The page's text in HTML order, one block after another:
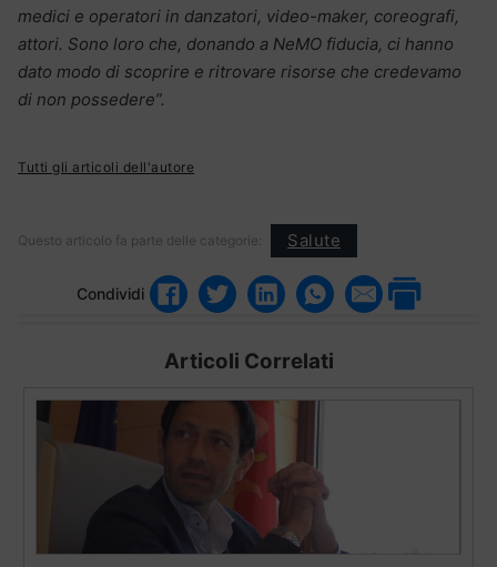
medici e operatori in danzatori, video-maker, coreografi,
attori. Sono loro che, donando a NeMO fiducia, ci hanno
dato modo di scoprire e ritrovare risorse che credevamo
di non possedere”.
Tutti gli articoli dell'autore
Questo articolo fa parte delle categorie: Salute
Condividi
Articoli Correlati